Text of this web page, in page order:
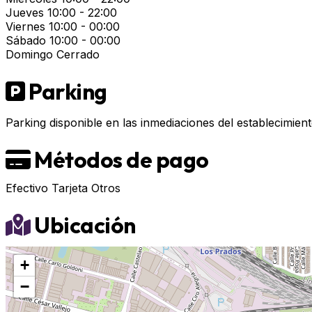
Jueves 10:00 - 22:00
Viernes 10:00 - 00:00
Sábado 10:00 - 00:00
Domingo Cerrado
Parking
Parking disponible en las inmediaciones del
Métodos de pago
Efectivo Tarjeta Otros
Ubicación
+
−